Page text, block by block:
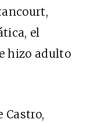
el
hizo adulto
Castro,